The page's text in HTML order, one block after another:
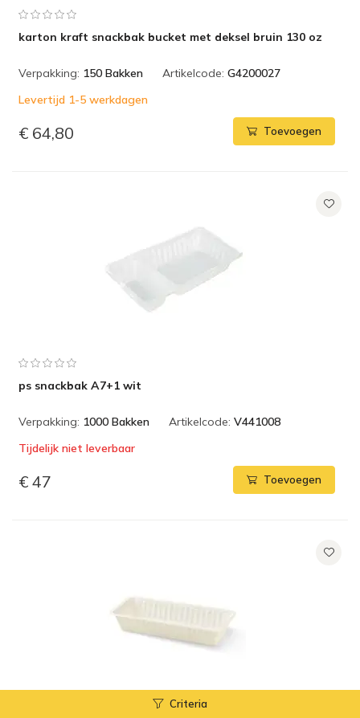
karton kraft snackbak bucket met deksel bruin 130 oz
Verpakking: 150 Bakken Artikelcode: G4200027
Levertijd 1-5 werkdagen
€ 64,80 Toevoegen
ps snackbak A7+1 wit
Verpakking: 1000 Bakken Artikelcode: V441008
Tijdelijk niet leverbaar
€ 47 Toevoegen
Criteria